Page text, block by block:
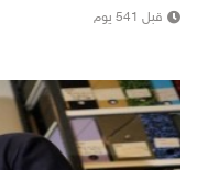
قبل 541 يوم